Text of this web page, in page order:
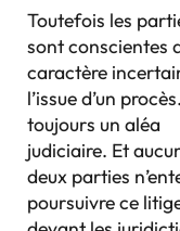
Toutefois les
sont conscientes
caractère
l’issue d’un
toujours un aléa
judiciaire. Et
deux parties
poursuivre ce